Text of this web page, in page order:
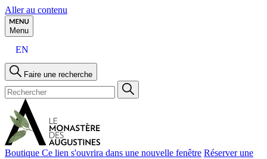
Aller au contenu
Menu
EN
Faire une recherche
Boutique Ce lien s'ouvrira dans une nouvelle fenêtre Réserver une